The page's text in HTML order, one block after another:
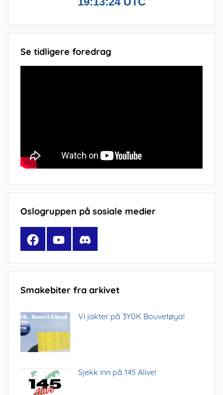
Se tidligere foredrag
Oslogruppen på sosiale medier
FacebookYouTubeDiscord
Smakebiter fra arkivet
Vi jakter på 3Y0K Bouvetøya!
Sjekk inn på 145 Alive!